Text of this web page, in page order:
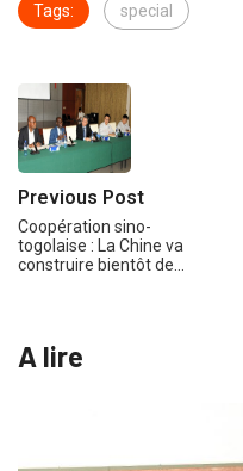
Tags: special
Previous Post
Coopération sino-
togolaise : La Chine va
construire bientôt de…
A lire